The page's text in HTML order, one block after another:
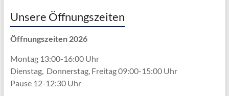
Unsere Öffnungszeiten
Öffnungszeiten 2026
Montag 13:00-16:00 Uhr
Dienstag, Donnerstag, Freitag 09:00-15:00 Uhr
Pause 12-12:30 Uhr